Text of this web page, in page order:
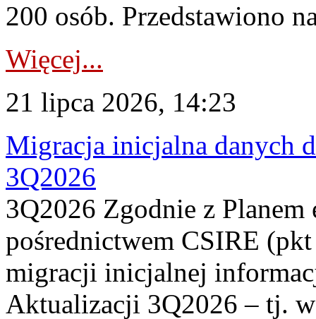
200 osób. Przedstawiono
Więcej...
21 lipca 2026, 14:23
Migracja inicjalna danych
3Q2026
3Q2026 Zgodnie z
pośrednictwem CSIRE
migracji inicjalnej
Aktualizacji 3Q2026 – tj.